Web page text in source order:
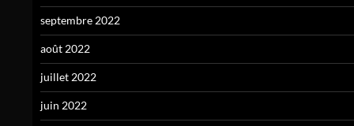
septembre 2022
août 2022
juillet 2022
juin 2022